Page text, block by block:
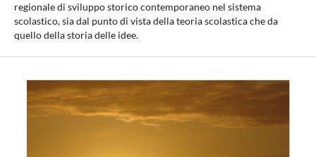
regionale di sviluppo storico contemporaneo nel sistema
scolastico, sia dal punto di vista della teoria scolastica che da
quello della storia delle idee.